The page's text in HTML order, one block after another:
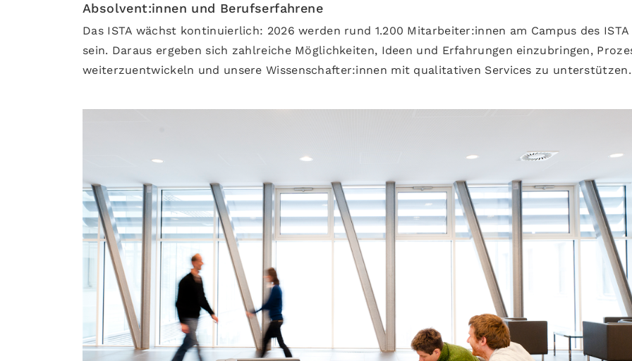
Absolvent:innen und Berufserfahrene
Das ISTA wächst kontinuierlich: 2026 werden rund 1.200 Mitarbeiter:innen am Campus des
sein. Daraus ergeben sich zahlreiche Möglichkeiten, Ideen und Erfahrungen einzubringen,
weiterzuentwickeln und unsere Wissenschafter:innen mit qualitativen Services zu unterstützen.